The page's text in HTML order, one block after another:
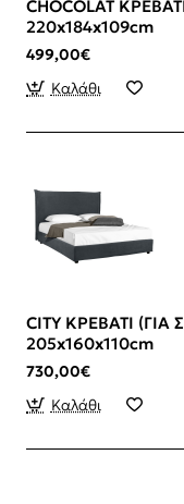
CHOCOLAT
220x184x109cm
499,00€
Καλάθι
CITY ΚΡΕΒΑΤΙ
205x160x110cm
730,00€
Καλάθι